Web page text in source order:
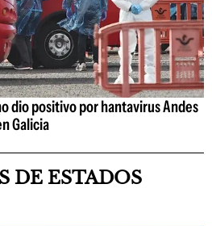
dio positivo por hantavirus Andes
Galicia
DE ESTADOS